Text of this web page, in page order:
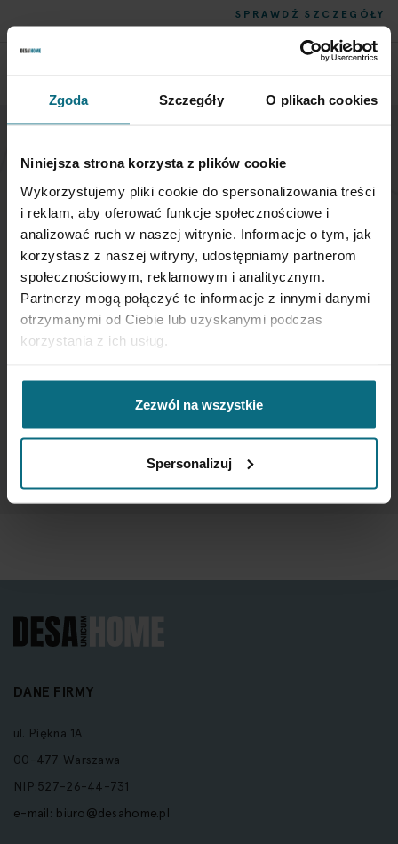
Zgoda Szczegóły O plikach cookies
Niniejsza strona korzysta z plików cookie
Wykorzystujemy pliki cookie do spersonalizowania treści
i reklam, aby oferować funkcje społecznościowe i
analizować ruch w naszej witrynie. Informacje o tym, jak
korzystasz z naszej witryny, udostępniamy partnerom
społecznościowym, reklamowym i analitycznym.
Partnerzy mogą połączyć te informacje z innymi danymi
otrzymanymi od Ciebie lub uzyskanymi podczas
korzystania z ich usług.
Zezwól na wszystkie
Spersonalizuj
SPRAWDŹ SZCZEGÓŁY
NEWSLETTER
Jeśli chcesz otrzymywać aktualne informacje
dotyczące oferty Desa Home - zapisz się do naszego
newslettera.
Subskrybuj
nasz
newsletter:
Wprowadzając i zatwierdzając swoje dane osobowe, wyrażasz zgodę
Polityce Prywatności.
DANE FIRMY
ul. Piękna 1A
00-477 Warszawa
NIP:527-26-44-731
e-mail: biuro@desahome.pl